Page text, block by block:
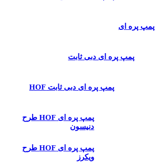
پمپ پره ای
پمپ پره ای دبی ثابت
پمپ پره ای دبی ثابت HOF
پمپ پره ای HOF طرح
دنیسون
پمپ پره ای HOF طرح
ویکرز